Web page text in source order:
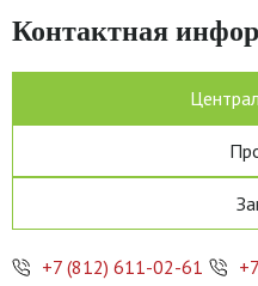
Контактная
+7 (812) 611-02-61